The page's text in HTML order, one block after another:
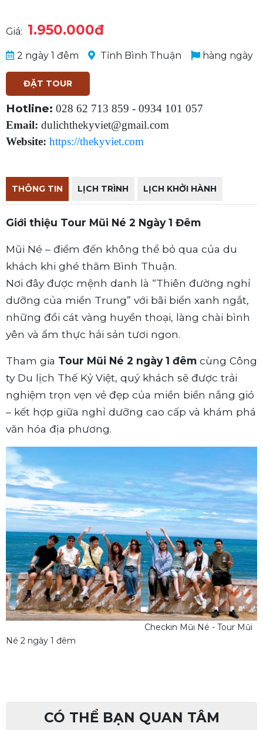
Giá: 1.950.000đ
2 ngày 1 đêm Tỉnh Bình Thuận hàng ngày
ĐẶT TOUR
Hotline: 028 62 713 859 - 0934 101 057
Email: dulichthekyviet@gmail.com
Website: https://thekyviet.com
THÔNG TIN LỊCH TRÌNH LỊCH KHỞI HÀNH
Giới thiệu Tour Mũi Né 2 Ngày 1 Đêm
Mũi Né – điểm đến không thể bỏ qua của du
khách khi ghé thăm Bình Thuận.
Nơi đây được mệnh danh là “Thiên đường nghỉ
dưỡng của miền Trung” với bãi biển xanh ngắt,
những đồi cát vàng huyền thoại, làng chài bình
yên và ẩm thực hải sản tươi ngon.
Tham gia Tour Mũi Né 2 ngày 1 đêm cùng Công
ty Du lịch Thế Kỷ Việt, quý khách sẽ được trải
nghiệm trọn vẹn vẻ đẹp của miền biển nắng gió
– kết hợp giữa nghỉ dưỡng cao cấp và khám phá
văn hóa địa phương.
Checkin Mũi Né - Tour Mũi
Né 2 ngày 1 đêm
CÓ THỂ BẠN QUAN TÂM